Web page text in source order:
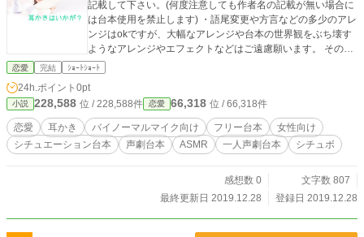
記載して下さい。(何度注意しても作者名の記載が無い場合に
は台本使用を禁止します) ・語尾変更や方言などの多少のアレ
ンジはokですが、大幅なアレンジや台本の世界観をぶち壊す
ようなアレンジやエフェクトなどはご遠慮願います。 その他
の詳細は【作品を使用する際の注意点】をご覧下さい。
恋愛 完結 ｼｮｰﾄｼｮｰﾄ
24h.ポイント 0pt
小説 228,588 位 / 228,588件 恋愛 66,318 位 / 66,318件
恋愛 耳かき バイノーマルマイク向け フリー台本
女性向け
シチュエーション台本
声劇台本 ASMR 一人声劇台本 シチュボ
感想数 0
文字数 807
最終更新日 2019.12.28
登録日 2019.12.28